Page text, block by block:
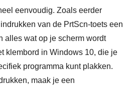
eenvoudig. Zoals eerder
van de PrtScn-toets een
alles wat op je scherm wordt
klembord in Windows 10, die je
programma kunt plakken.
maak je een